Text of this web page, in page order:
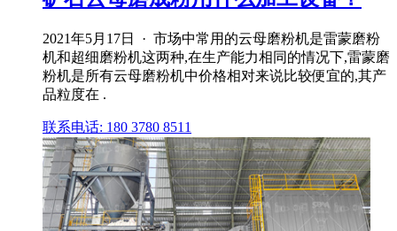
2021年5月17日 · 市场中常用的云母磨粉机是雷蒙磨粉
机和超细磨粉机这两种,在生产能力相同的情况下,雷蒙磨
粉机是所有云母磨粉机中价格相对来说比较便宜的,其产
品粒度在 .
联系电话: 180 3780 8511